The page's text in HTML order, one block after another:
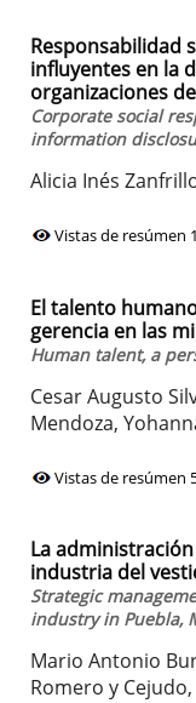
Responsabilidad
influyentes en la
organizaciones
Corporate social
information
Alicia Inés
Vistas de resúmen
El talento
gerencia en las
Human talent, a
Cesar Augusto
Mendoza,
Vistas de resúmen
La
industria del
Strategic
industry in Puebla,
Mario Antonio
Romero y